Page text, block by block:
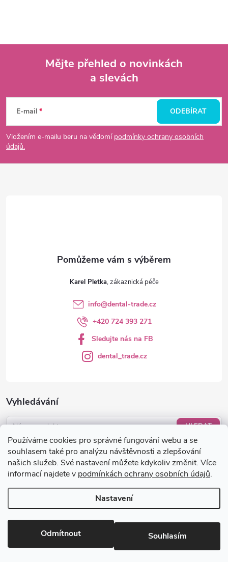
Používáme cookies pro správné fungování webu a se
souhlasem také pro analýzu návštěvnosti a zlepšování
našich služeb. Své nastavení můžete kdykoliv změnit. Více
informací najdete v podmínkách ochrany osobních údajů.
Nastavení
Odmítnout Souhlasím
p
a
Mějte přehled o novinkách
a slevách
E-mail
Vložením e-mailu beru na vědomí podmínky ochrany osobních
údajů.
ODEBÍRAT
Vyhledávání
HLEDAT
Nákupní košík
0KS /0 KČ
Karel Pletka
info@dental-trade.cz
+420 724 393 271
Sledujte nás na FB
dental_trade.cz
Copyright 2026dental-trade.cz. Všechna práva vyhrazena.Upravit
nastavení cookies